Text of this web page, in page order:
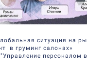
ситуация на
в груминг салонах»
персоналом